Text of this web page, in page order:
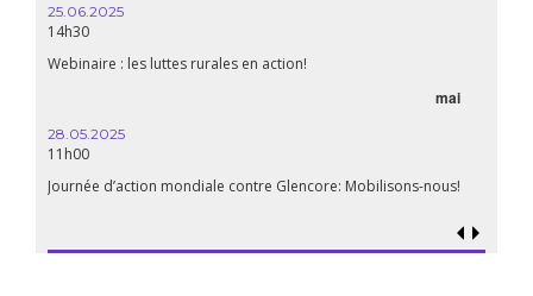
25.06.2025
14h30
Webinaire : les luttes rurales en action!
mai
28.05.2025
11h00
Journée d’action mondiale contre Glencore: Mobilisons-nous!